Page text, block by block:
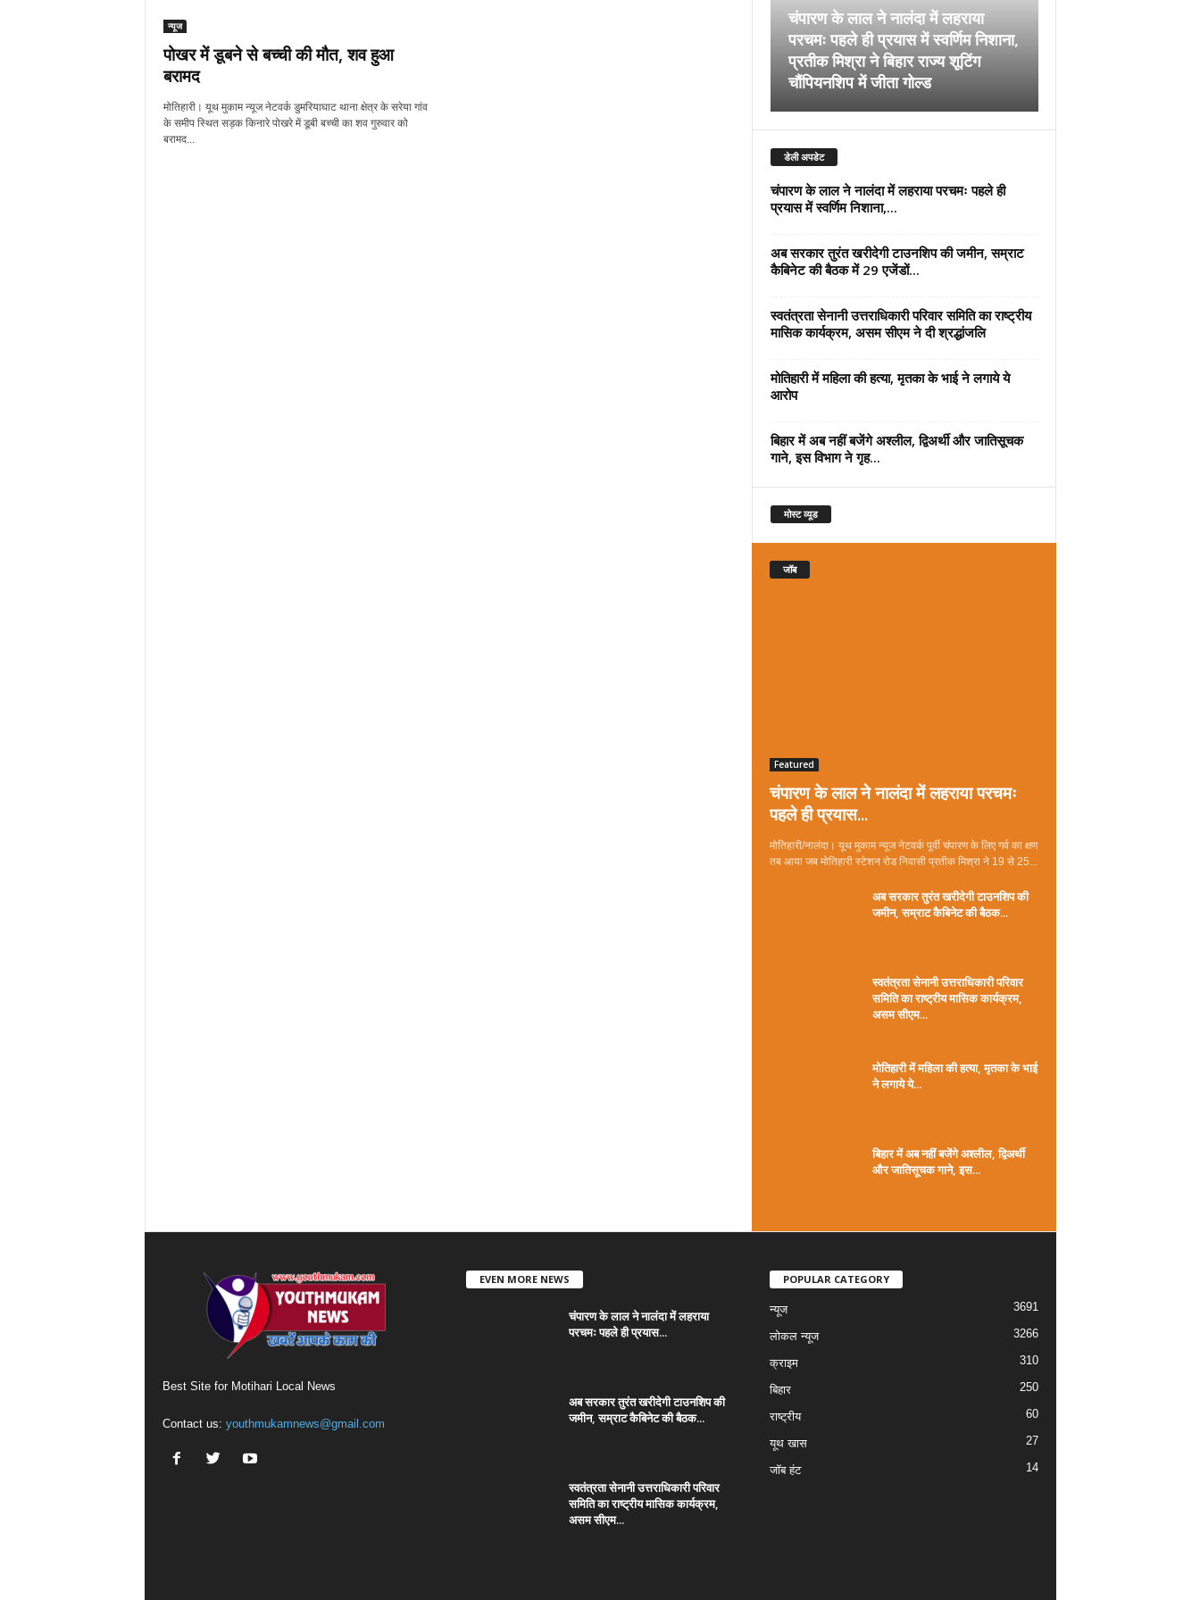
न्यूज
पोखर में डूबने से बच्ची की मौत, शव हुआ
बरामद
मोतिहारी। यूथ मुकाम न्यूज नेटवर्क डुमरियाघाट थाना क्षेत्र के सरेया गांव
के समीप स्थित सड़क किनारे पोखरे में डूबी बच्ची का शव गुरुवार को
बरामद...
चंपारण के लाल ने नालंदा में लहराया
परचमः पहले ही प्रयास में स्वर्णिम निशाना,
प्रतीक मिश्रा ने बिहार राज्य शूटिंग
चौंपियनशिप में जीता गोल्ड
डेली अपडेट
चंपारण के लाल ने नालंदा में लहराया परचमः पहले ही
प्रयास में स्वर्णिम निशाना,...
अब सरकार तुरंत खरीदेगी टाउनशिप की जमीन, सम्राट
कैबिनेट की बैठक में 29 एजेंडों...
स्वतंत्रता सेनानी उत्तराधिकारी परिवार समिति का राष्ट्रीय
मासिक कार्यक्रम, असम सीएम ने दी श्रद्धांजलि
मोतिहारी में महिला की हत्या, मृतका के भाई ने लगाये ये
आरोप
बिहार में अब नहीं बजेंगे अश्लील, द्विअर्थी और जातिसूचक
गाने, इस विभाग ने गृह...
मोस्ट व्यूड
जॉब
Featured
चंपारण के लाल ने नालंदा में लहराया परचमः
पहले ही प्रयास...
मोतिहारी/नालंदा। यूथ मुकाम न्यूज नेटवर्क पूर्वी चंपारण के लिए गर्व का क्षण
तब आया जब मोतिहारी स्टेशन रोड निवासी प्रतीक मिश्रा ने 19 से 25...
अब सरकार तुरंत खरीदेगी टाउनशिप की
जमीन, सम्राट कैबिनेट की बैठक...
स्वतंत्रता सेनानी उत्तराधिकारी परिवार
समिति का राष्ट्रीय मासिक कार्यक्रम,
असम सीएम...
मोतिहारी में महिला की हत्या, मृतका के भाई
ने लगाये ये...
बिहार में अब नहीं बजेंगे अश्लील, द्विअर्थी
और जातिसूचक गाने, इस...
Best Site for Motihari Local News
Contact us: youthmukamnews@gmail.com
EVEN MORE NEWS
चंपारण के लाल ने नालंदा में लहराया
परचमः पहले ही प्रयास...
अब सरकार तुरंत खरीदेगी टाउनशिप की
जमीन, सम्राट कैबिनेट की बैठक...
स्वतंत्रता सेनानी उत्तराधिकारी परिवार
समिति का राष्ट्रीय मासिक कार्यक्रम,
असम सीएम...
POPULAR CATEGORY
न्यूज 3691
लोकल न्यूज 3266
क्राइम 310
बिहार 250
राष्ट्रीय 60
यूथ खास 27
जॉब हंट 14